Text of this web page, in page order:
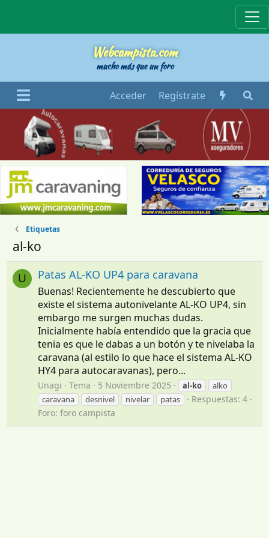
Webcampista.com
mucho más que un foro
Acceder Regístrate
Etiquetas
al-ko
U Patas AL-KO UP4 para caravana
Buenas! Recientemente he descubierto que
existe el sistema autonivelante AL-KO UP4, sin
embargo me surgen muchas dudas.
Inicialmente había entendido que la gracia que
tenia es que le dabas a un botón y te nivelaba la
caravana (al estilo lo que hace el sistema AL-KO
HY4 para autocaravanas), pero...
Unagi Tema 5 Noviembre 2025 al-ko
alko
caravana
desnivel nivelar patas
Respuestas: 4
Foro:foro campista